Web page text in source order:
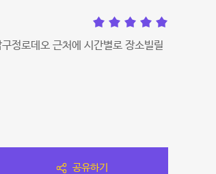
정로데오 근처에 시간별로 장소빌릴
공유하기